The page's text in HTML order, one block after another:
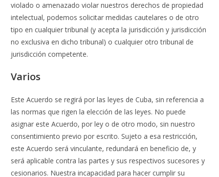
violado o amenazado violar nuestros derechos de propiedad
intelectual, podemos solicitar medidas cautelares o de otro
tipo en cualquier tribunal (y acepta la jurisdicción y jurisdicción
no exclusiva en dicho tribunal) o cualquier otro tribunal de
jurisdicción competente.
Varios
Este Acuerdo se regirá por las leyes de Cuba, sin referencia a
las normas que rigen la elección de las leyes. No puede
asignar este Acuerdo, por ley o de otro modo, sin nuestro
consentimiento previo por escrito. Sujeto a esa restricción,
este Acuerdo será vinculante, redundará en beneficio de, y
será aplicable contra las partes y sus respectivos sucesores y
cesionarios. Nuestra incapacidad para hacer cumplir su